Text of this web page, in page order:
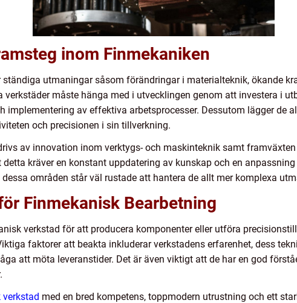
inom Finmekaniken
utmaningar såsom förändringar i materialteknik, ökande
måste hänga med i utvecklingen genom att investera i
implementering av effektiva arbetsprocesser. Dessutom lägger de
och precisionen i sin tillverkning.
av innovation inom verktygs- och maskinteknik samt
detta kräver en konstant uppdatering av kunskap och en
områden står väl rustade att hantera de allt mer komplexa
Finmekanisk Bearbetning
verkstad för att producera komponenter eller utföra
faktorer att beakta inkluderar verkstadens erfarenhet, dess
att möta leveranstider. Det är även viktigt att de har en god
med en bred kompetens, toppmodern utrustning och ett